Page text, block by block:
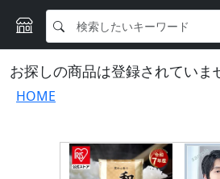
お探しの商品は登録されていま
HOME